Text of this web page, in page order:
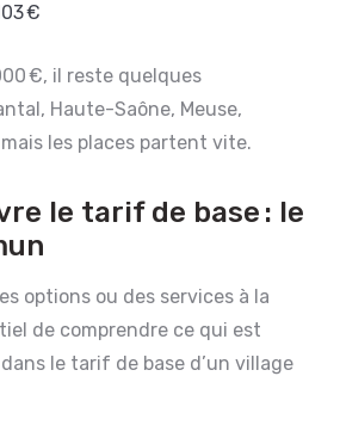
€
€, il reste quelques
Haute-Saône, Meuse,
les places partent vite.
le tarif de base : le
options ou des services à la
de comprendre ce qui est
le tarif de base d’un village